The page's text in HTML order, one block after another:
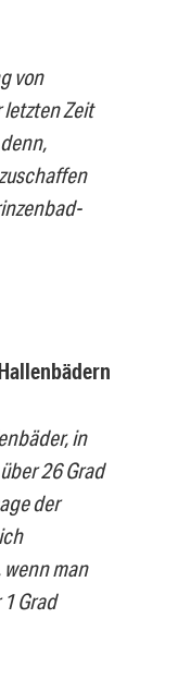
von
Zeit
in
26 Grad
der
man
Grad